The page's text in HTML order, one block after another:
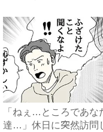
「ねぇ…ところであな
達…」休日に突然訪問